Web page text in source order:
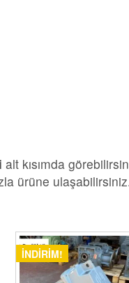
alt kısımda
ürüne
İNDIRIM!